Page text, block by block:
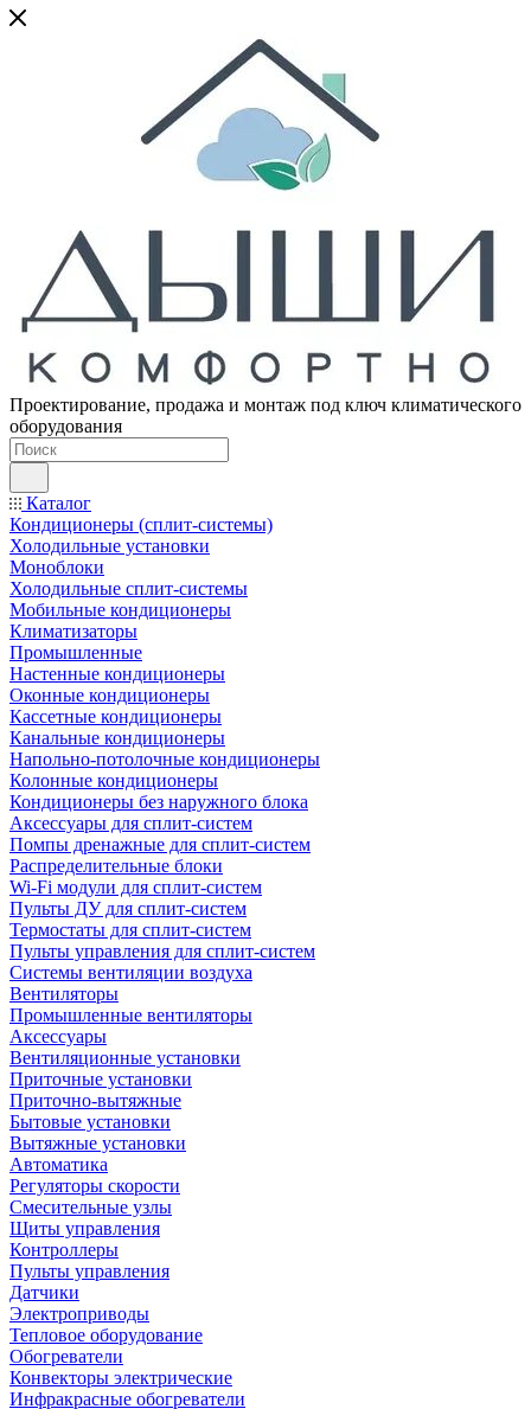
Проектирование, продажа и монтаж под ключ климатического
оборудования
Каталог
Кондиционеры (сплит-системы)
Холодильные установки
Моноблоки
Холодильные сплит-системы
Мобильные кондиционеры
Климатизаторы
Промышленные
Настенные кондиционеры
Оконные кондиционеры
Кассетные кондиционеры
Канальные кондиционеры
Напольно-потолочные кондиционеры
Колонные кондиционеры
Кондиционеры без наружного блока
Аксессуары для сплит-систем
Помпы дренажные для сплит-систем
Распределительные блоки
Wi-Fi модули для сплит-систем
Пульты ДУ для сплит-систем
Термостаты для сплит-систем
Пульты управления для сплит-систем
Системы вентиляции воздуха
Вентиляторы
Промышленные вентиляторы
Аксессуары
Вентиляционные установки
Приточные установки
Приточно-вытяжные
Бытовые установки
Вытяжные установки
Автоматика
Регуляторы скорости
Смесительные узлы
Щиты управления
Контроллеры
Пульты управления
Датчики
Электроприводы
Тепловое оборудование
Обогреватели
Конвекторы электрические
Инфракрасные обогреватели